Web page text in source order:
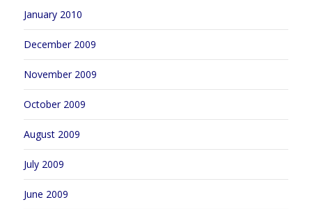
January 2010
December 2009
November 2009
October 2009
August 2009
July 2009
June 2009